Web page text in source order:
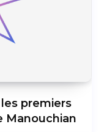
premiers
Manouchian